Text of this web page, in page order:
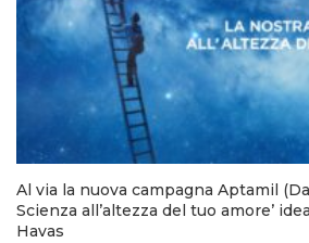
Al via la nuova campagna Aptamil
Scienza all’altezza del tuo amore’
Havas